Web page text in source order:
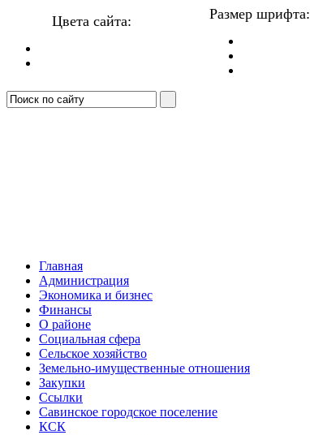
Цвета сайта: Размер шрифта:
Главная
Администрация
Экономика и бизнес
Финансы
О районе
Социальная сфера
Сельское хозяйство
Земельно-имущественные отношения
Закупки
Ссылки
Савинское городское поселение
КСК